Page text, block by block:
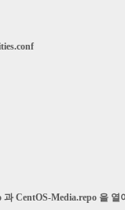
CentOS-Media.repo 을 열